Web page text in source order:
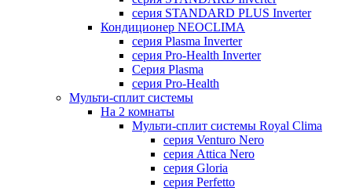
серия STANDARD PLUS Inverter
Кондиционер NEOCLIMA
серия Plasma Inverter
серия Pro-Health Inverter
Cерия Plasma
серия Pro-Health
Мульти-сплит системы
На 2 комнаты
Мульти-сплит системы Royal Clima
серия Venturo Nero
серия Attica Nero
серия Gloria
серия Perfetto